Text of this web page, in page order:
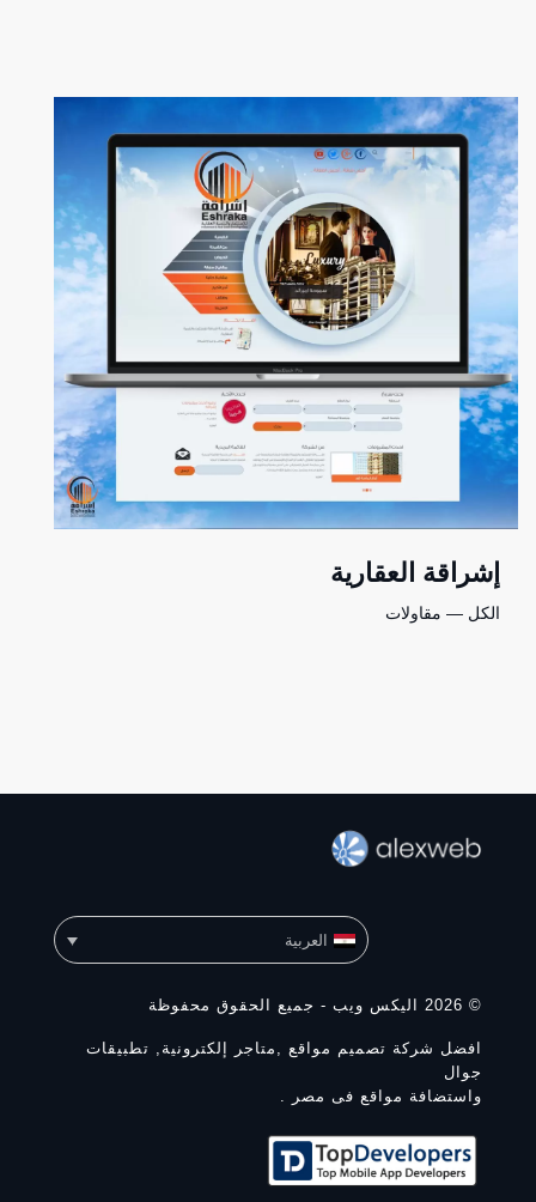
إشراقة العقارية
الكل — مقاولات
العربية
© 2026 اليكس ويب - جميع الحقوق محفوظة
افضل شركة تصميم مواقع ,متاجر إلكترونية, تطبيقات
جوال
واستضافة مواقع فى مصر .